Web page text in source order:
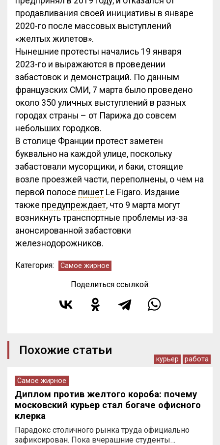
продавливания своей инициативы в январе
2020-го после массовых выступлений
«желтых жилетов».
Нынешние протесты начались 19 января
2023-го и выражаются в проведении
забастовок и демонстраций. По данным
французских СМИ, 7 марта было проведено
около 350 уличных выступлений в разных
городах страны – от Парижа до совсем
небольших городков.
В столице Франции протест заметен
буквально на каждой улице, поскольку
забастовали мусорщики, и баки, стоящие
возле проезжей части, переполнены, о чем на
первой полосе пишет Le Figaro. Издание
также предупреждает, что 9 марта могут
возникнуть транспортные проблемы из-за
анонсированной забастовки
железнодорожников.
Категория: Самое жирное
Поделиться ссылкой:
Похожие статьи
курьер работа
Самое жирное
Диплом против желтого короба: почему
московский курьер стал богаче офисного
клерка
Парадокс столичного рынка труда официально
зафиксирован. Пока вчерашние студенты…